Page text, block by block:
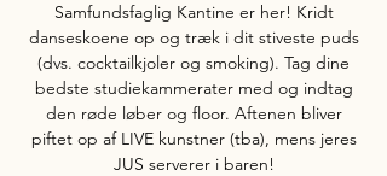
Samfundsfaglig Kantine er her! Kridt
danseskoene op og træk i dit stiveste puds
(dvs. cocktailkjoler og smoking). Tag dine
bedste studiekammerater med og indtag
den røde løber og floor. Aftenen bliver
piftet op af LIVE kunstner (tba), mens jeres
JUS serverer i baren!